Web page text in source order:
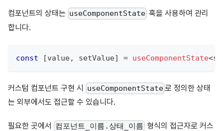
컴포넌트의 상태는 useComponentState 훅을 사용하여 관리
합니다.
const [value, setValue] = useComponentState<
커스텀 컴포넌트 구현 시 useComponentState 로 정의한 상태
는 외부에서도 접근할 수 있습니다.
필요한 곳에서 컴포넌트_이름.상태_이름 형식의 접근자로 커스